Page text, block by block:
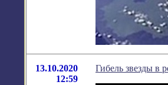
13.10.2020
12:59
Гибель звезды в